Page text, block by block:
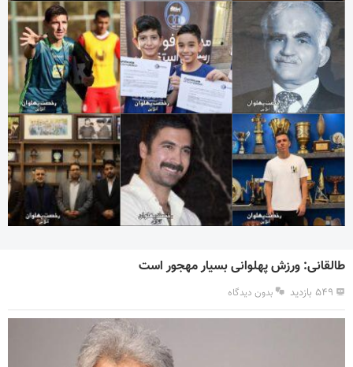
طالقانی: ورزش پهلوانی بسیار مهجور است
۵۴۹ بازدید بدون دیدگاه